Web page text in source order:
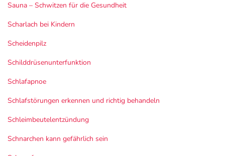
Sauna – Schwitzen für die Gesundheit
Scharlach bei Kindern
Scheidenpilz
Schilddrüsenunterfunktion
Schlafapnoe
Schlafstörungen erkennen und richtig behandeln
Schleimbeutelentzündung
Schnarchen kann gefährlich sein